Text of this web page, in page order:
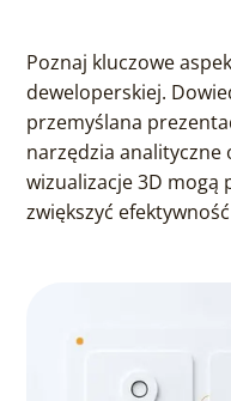
Poznaj kluczowe
deweloperskiej.
przemyślana
narzędzia analityczne
wizualizacje 3D mogą
zwiększyć